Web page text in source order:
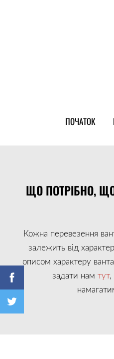
ПОЧАТОК
ЩО ПОТРІБНО,
Кожна перевезення
залежить від
описом характеру
задати намтут,